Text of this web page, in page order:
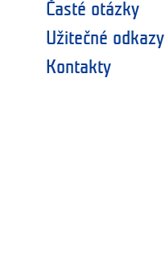
Časté otázky
Užitečné odkazy
Kontakty